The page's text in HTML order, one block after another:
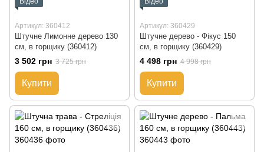
Артикул: 360412
Штучне Лимонне дерево 130
см, в горщику (360412)
3 502 грн 3 725 грн
Купити
Артикул: 360429
Штучне дерево - Фікус 150
см, в горщику (360429)
4 498 грн 4 998 грн
Купити